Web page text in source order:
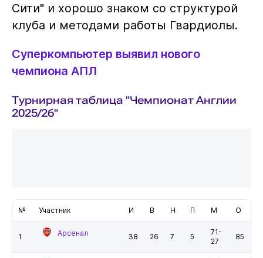
Сити" и хорошо знаком со структурой
клуба и методами работы Гвардиолы.
Суперкомпьютер выявил нового
чемпиона АПЛ
Турнирная таблица "Чемпионат Англии
2025/26"
№ Участник И В Н П М О
1 Арсенал 38 26 7 5
71-
27
85